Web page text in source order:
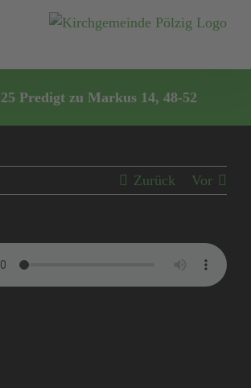
Predigt zu Markus 14, 48-52
Zurück Vor